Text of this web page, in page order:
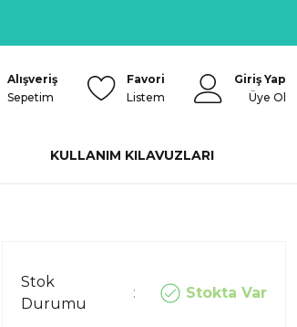
Alışveriş
Sepetim
Favori
Listem
Giriş Yap
Üye Ol
KULLANIM KILAVUZLARI
Stok
Durumu
Stokta Var